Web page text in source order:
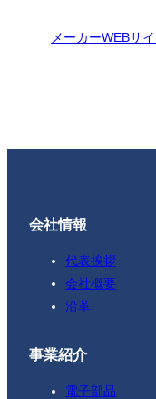
メーカーWEBサ
会社情報
代表挨拶
会社概要
沿革
事業紹介
電子部品